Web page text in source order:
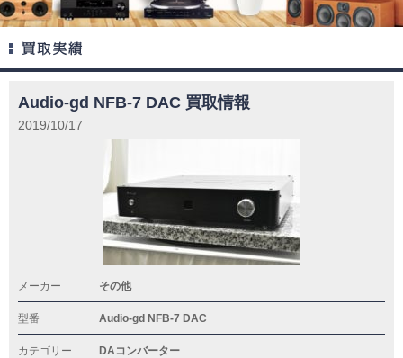
Audio-gd NFB-7 DAC 買取情報
2019/10/17
メーカー その他
型番 Audio-gd NFB-7 DAC
カテゴリー DAコンバーター